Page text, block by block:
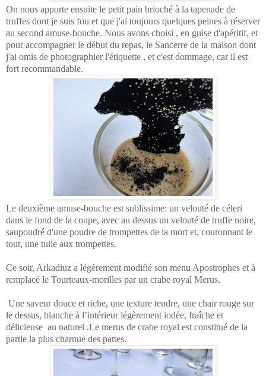
On nous apporte ensuite le petit pain brioché à la tapenade de
truffes dont je suis fou et que j'ai toujours quelques peines à réserver
au second amuse-bouche. Nous avons choisi , en guise d'apéritif, et
pour accompagner le début du repas, le Sancerre de la maison dont
j'ai omis de photographier l'étiquette , et c'est dommage, car il est
fort recommandable.
Le deuxième amuse-bouche est sublissime: un velouté de céleri
dans le fond de la coupe, avec au dessus un velouté de truffe noire,
saupoudré d'une poudre de trompettes de la mort et, couronnant le
tout, une tuile aux trompettes.
Ce soir, Arkadiuz a légèrement modifié son menu Apostrophes et à
remplacé le Tourteaux-morilles par un crabe royal Merus.
Une saveur douce et riche, une texture tendre, une chair rouge sur
le dessus, blanche à l’intérieur légèrement iodée, fraîche et
délicieuse au naturel .Le merus de crabe royal est constitué de la
partie la plus charnue des pattes.